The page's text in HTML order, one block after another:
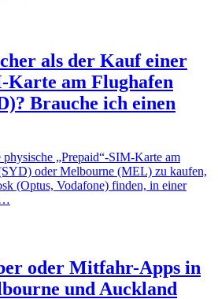
als der Kauf einer
Karte am Flughafen
Brauche ich einen
„Prepaid“-SIM-Karte am
oder Melbourne (MEL) zu kaufen,
(Optus, Vodafone) finden, in einer
oder Mitfahr-Apps in
und Auckland